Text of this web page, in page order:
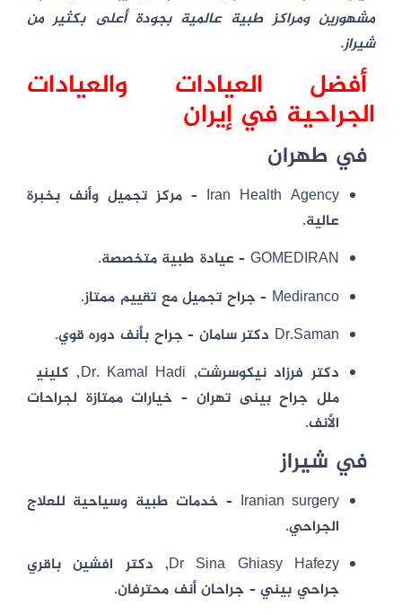
مشهورين ومراكز طبية عالمية بجودة أعلى بكثير من
شيراز.
أفضل العيادات والعيادات
الجراحية في إيران
فيطهران
Iran Health Agency– مركز تجميل وأنف بخبرة
عالية.
GOMEDIRAN– عيادة طبية متخصصة.
Mediranco– جراح تجميل مع تقييم ممتاز.
Dr.Saman دکتر سامان
– جراح بأنف دوره قوي.
دکتر فرزاد نیکوسرشت,
Dr. Kamal Hadi
,کلینیک
ملل جراح بینی تهران– خيارات ممتازة لجراحات
الأنف.
فيشيراز
Iranian surgery– خدمات طبية وسياحية للعلاج
الجراحي.
Dr Sina Ghiasy Hafezy
, دكتر افشين باقري
جراحي بيني– جراحان أنف محترفان.